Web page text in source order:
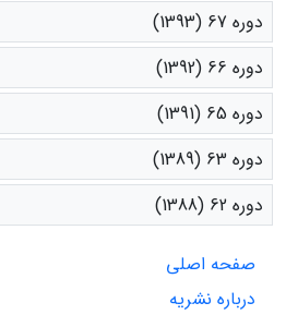
دوره 67 (1393)
دوره 66 (1392)
دوره 65 (1391)
دوره 63 (1389)
دوره 62 (1388)
صفحه اصلی
درباره نشریه